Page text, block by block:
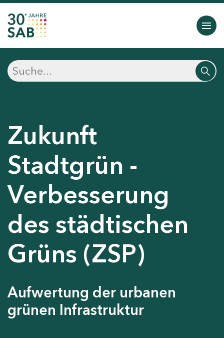
Zukunft
Stadtgrün -
Verbesserung
des städtischen
Grüns (ZSP)
Aufwertung der urbanen
grünen Infrastruktur